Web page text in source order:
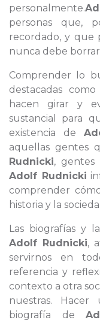
personalmente.
personas que,
recordado, y que
nunca debe
Comprender lo
destacadas
hacen girar y
sustancial para
existencia de
aquellas gentes
Rudnicki,
Adolf Rudnicki
comprender
historia y la
Las biografías y
Adolf Rudnicki,
servirnos en
referencia y
contexto a otra
nuestras.
biografía de